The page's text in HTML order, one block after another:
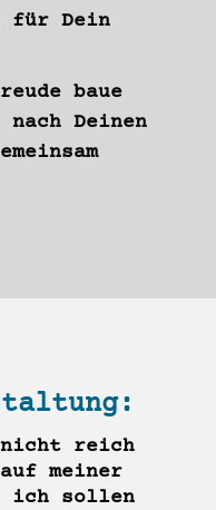
für Dein
baue
nach Deinen
reich
meiner
ich sollen